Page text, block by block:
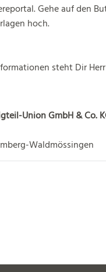
Gehe auf den
hoch.
steht Dir
Union GmbH & Co.
Waldmössingen